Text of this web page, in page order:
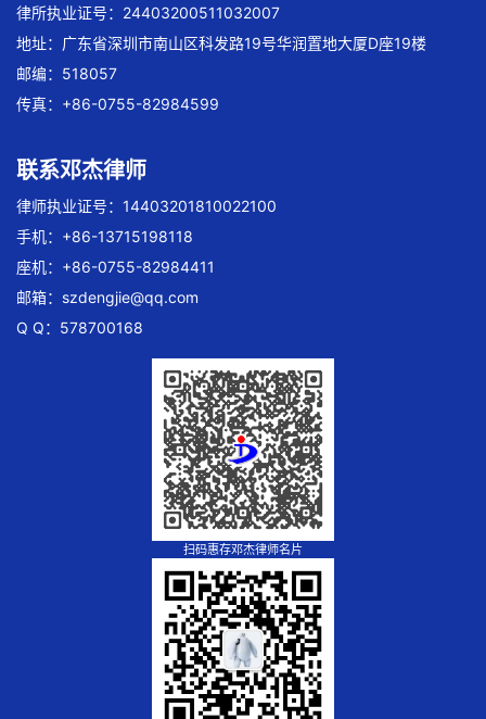
律所执业证号：24403200511032007
地址：广东省深圳市南山区科发路19号华润置地大厦D座19楼
邮编：518057
传真：+86-0755-82984599
联系邓杰律师
律师执业证号：14403201810022100
手机：+86-13715198118
座机：+86-0755-82984411
邮箱： szdengjie@qq.com
Q Q：578700168
扫码惠存邓杰律师名片